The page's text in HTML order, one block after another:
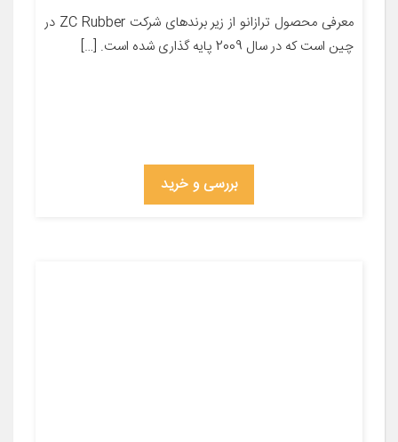
معرفی محصول ترازانو از زیر برندهای شرکت ZC Rubber در
چین است که در سال 2009 پایه گذاری شده است. […]
بررسی و خرید